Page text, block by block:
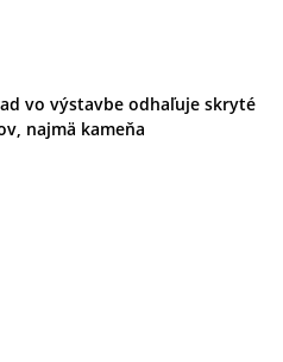
vo výstavbe odhaľuje skryté
najmä kameňa